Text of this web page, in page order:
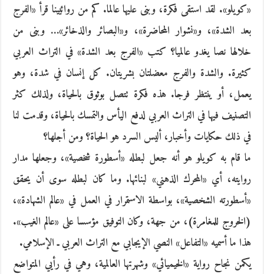
«كويلو». لقد استقى فكرة، وبنى عليها عالما. كم من روائيينا قرأ «الفرج
بعد الشدة»، و«نشوار المحاضرة»، و«البصائر والذخائر»… وبنى من
خلالها نصا يغدو عالميا؟ كتب «الفرج بعد الشدة» في التراث العربي
كثيرة. والشدة والفرج معضلتان بشريتان. كل إنسان في شدة، وهو
يعمل، أو ينتظر فرجا. هذه فكرة تتصل بوثوق بالحياة، ولذلك كثر
التصنيف فيها في التراث العربي لدفع اليأس والتمسك بالحياة، وقدمت لنا
في ذلك حكايات وأخبار، أليس السرد هو الحياة؟ ومن أجلها؟
ما قام به كويلو هو أنه جعل لبطله «أسطورة شخصية»، وجعلها مدار
روايته، أي «المحرك الذهني» لبنائها. وما كان لبطله سوى أن يحقق
«أسطورته الشخصية»، بواسطة الاستمرار في العمل في «عالم الشهادة»،
(الخروج للمغامرة)، من جهة، وكان التوفيق مؤسسا على «عالم الغيب».
هذا ما أسميه «التفاعل» النصي الإيجابي مع التراث العربي ـ الإسلامي.
يكمن نجاح رواية «الخيميائي» وشهرتها العالمية، وهي في رأيي المتواضع